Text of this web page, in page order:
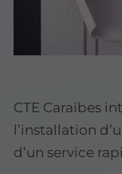
CTE Caraïbes
l’installation
d’un service